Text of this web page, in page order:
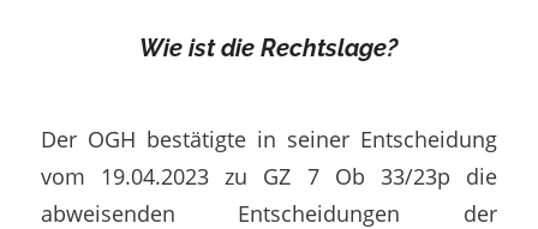
Wie ist die Rechtslage?
Der OGH bestätigte in seiner Entscheidung
vom 19.04.2023 zu GZ 7 Ob 33/23p die
abweisenden Entscheidungen der